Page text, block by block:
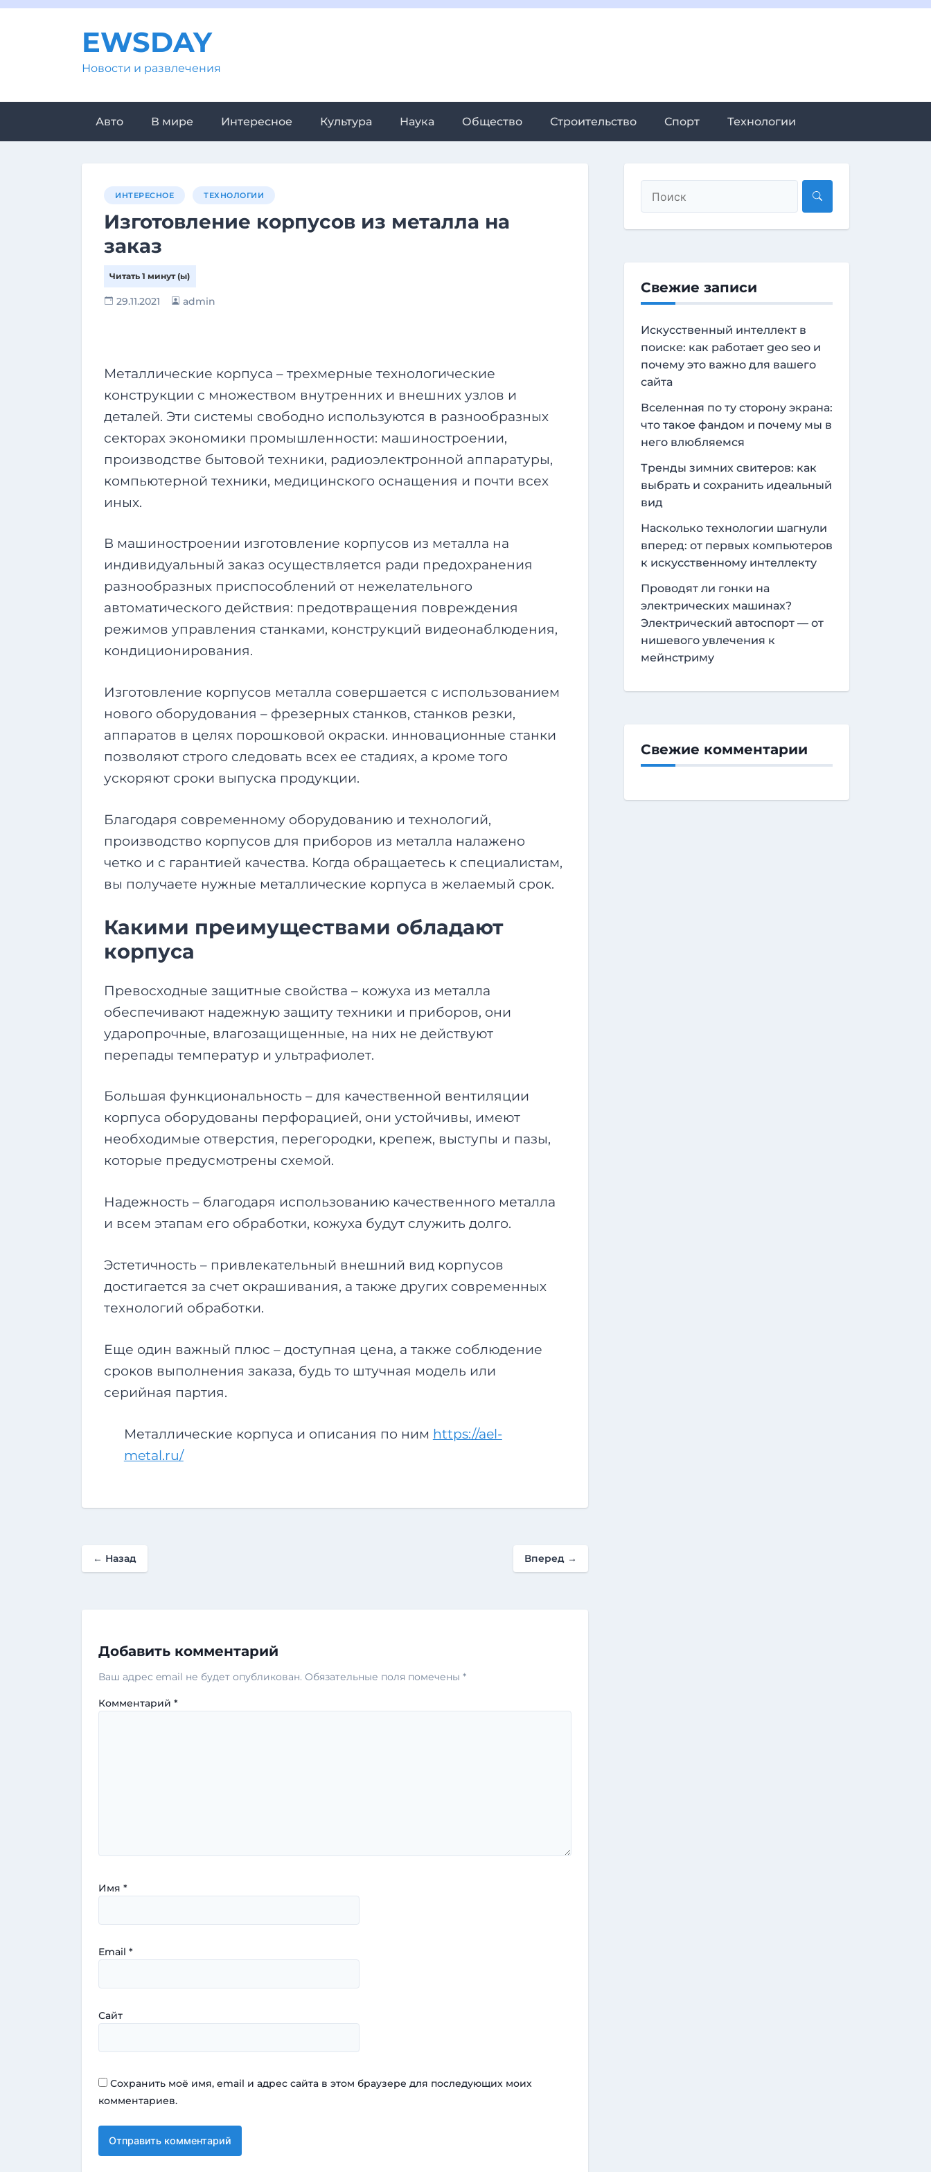
Перейти
EWSDAY
Новости и развлечения
Авто В мире Интересное Культура Наука Общество Строительство Спорт Технологии
ИНТЕРЕСНОЕ ТЕХНОЛОГИИ
Изготовление корпусов из металла на
заказ
29.11.2021 admin
Металлические корпуса – трехмерные технологические
конструкции с множеством внутренних и внешних узлов и
деталей. Эти системы свободно используются в разнообразных
секторах экономики промышленности: машиностроении,
производстве бытовой техники, радиоэлектронной аппаратуры,
компьютерной техники, медицинского оснащения и почти всех
иных.
В машиностроении изготовление корпусов из металла на
индивидуальный заказ осуществляется ради предохранения
разнообразных приспособлений от нежелательного
автоматического действия: предотвращения повреждения
режимов управления станками, конструкций видеонаблюдения,
кондиционирования.
Изготовление корпусов металла совершается с использованием
нового оборудования – фрезерных станков, станков резки,
аппаратов в целях порошковой окраски. инновационные станки
позволяют строго следовать всех ее стадиях, а кроме того
ускоряют сроки выпуска продукции.
Благодаря современному оборудованию и технологий,
производство корпусов для приборов из металла налажено
четко и с гарантией качества. Когда обращаетесь к специалистам,
вы получаете нужные металлические корпуса в желаемый срок.
Какими преимуществами обладают
корпуса
Превосходные защитные свойства – кожуха из металла
обеспечивают надежную защиту техники и приборов, они
ударопрочные, влагозащищенные, на них не действуют
перепады температур и ультрафиолет.
Большая функциональность – для качественной вентиляции
корпуса оборудованы перфорацией, они устойчивы, имеют
необходимые отверстия, перегородки, крепеж, выступы и пазы,
которые предусмотрены схемой.
Надежность – благодаря использованию качественного металла
и всем этапам его обработки, кожуха будут служить долго.
Эстетичность – привлекательный внешний вид корпусов
достигается за счет окрашивания, а также других современных
технологий обработки.
Еще один важный плюс – доступная цена, а также соблюдение
сроков выполнения заказа, будь то штучная модель или
серийная партия.
Металлические корпуса и описания по ним https://ael-
metal.ru/
← Назад Вперед →
Добавить комментарий
Ваш адрес email не будет опубликован. Обязательные поля помечены *
Комментарий *
Имя *
Email *
Сайт
Сохранить моё имя, email и адрес сайта в этом браузере для последующих моих
комментариев.
Свежие записи
Искусственный интеллект в
поиске: как работает geo seo и
почему это важно для вашего
сайта
Вселенная по ту сторону экрана:
что такое фандом и почему мы в
него влюбляемся
Тренды зимних свитеров: как
выбрать и сохранить идеальный
вид
Насколько технологии шагнули
вперед: от первых компьютеров
к искусственному интеллекту
Проводят ли гонки на
электрических машинах?
Электрический автоспорт — от
нишевого увлечения к
мейнстриму
Свежие комментарии